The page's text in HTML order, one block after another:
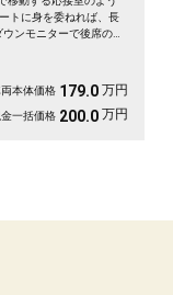
トに身を委ねれば、長
ンモニターで後席の時
と来い。毎日の移動が
本体価格 179.0 万円
一括価格 200.0 万円